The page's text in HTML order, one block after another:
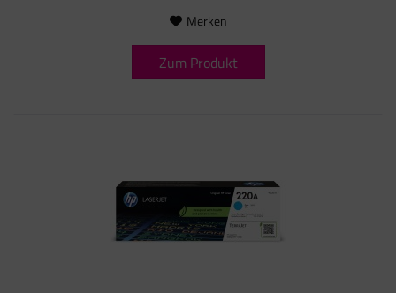
Merken
Zum Produkt